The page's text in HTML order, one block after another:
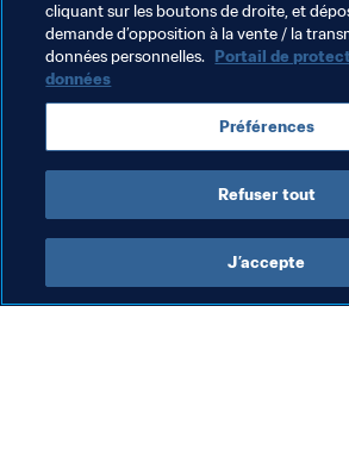
Coupe du Monde Féminine U-20 de
Rica 2022™
USA Mexico Dominican
Panama Costa Rica
cliquant sur les boutons de droite, et
demande d’opposition à la vente / la
données personnelles. Portail de
données
Préférences
Refuser tout
J’accepte